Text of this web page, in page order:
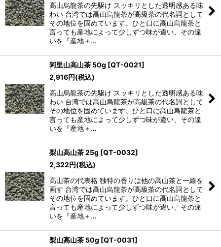
高山烏龍茶の先駆け スッキリとした透明感ある味
わい 台湾では高山烏龍茶が高級茶の代名詞として
その地位を固めています。ひと口に高山烏龍茶と
言っても産地によって少しずつ味が違い、その違
いを『産地＋…
阿里山高山茶 50g [QT-0021]
2,916円(税込)
高山烏龍茶の先駆け スッキリとした透明感ある味
わい 台湾では高山烏龍茶が高級茶の代名詞として
その地位を固めています。ひと口に高山烏龍茶と
言っても産地によって少しずつ味が違い、その違
いを『産地＋…
梨山高山茶 25g [QT-0032]
2,322円(税込)
高山茶の代表格 独特の香りは他の高山茶と一線を
画す 台湾では高山烏龍茶が高級茶の代名詞として
その地位を固めています。ひと口に高山烏龍茶と
言っても産地によって少しずつ味が違い、その違
いを『産地＋…
梨山高山茶 50g [QT-0031]